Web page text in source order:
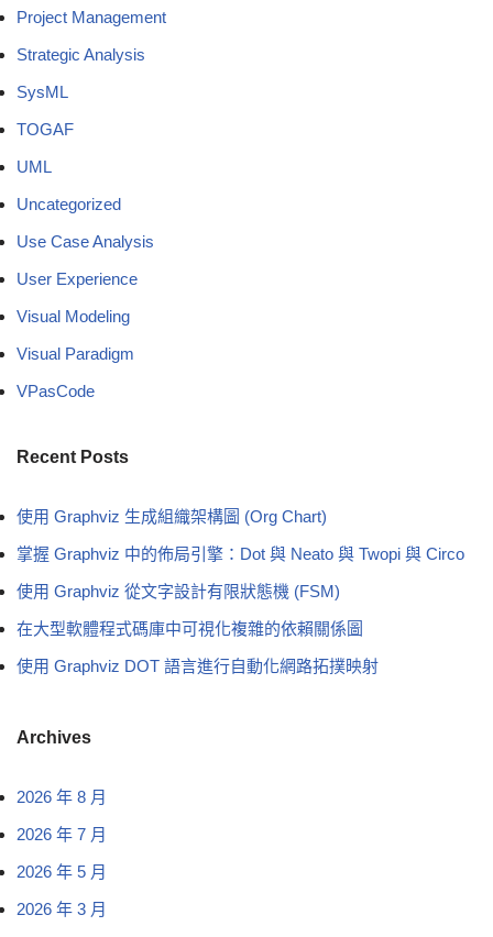
Project Management
Strategic Analysis
SysML
TOGAF
UML
Uncategorized
Use Case Analysis
User Experience
Visual Modeling
Visual Paradigm
VPasCode
Recent Posts
使用 Graphviz 生成組織架構圖 (Org Chart)
掌握 Graphviz 中的佈局引擎：Dot 與 Neato 與 Twopi 與 Circo
使用 Graphviz 從文字設計有限狀態機 (FSM)
在大型軟體程式碼庫中可視化複雜的依賴關係圖
使用 Graphviz DOT 語言進行自動化網路拓撲映射
Archives
2026 年 8 月
2026 年 7 月
2026 年 5 月
2026 年 3 月